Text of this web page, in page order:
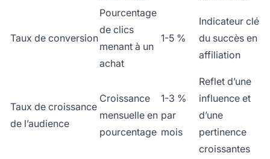
Taux de conversion
Pourcentage
de clics
menant à un
achat
1-5 %
Indicateur clé
du succès en
affiliation
Taux de croissance
de l’audience
Croissance
mensuelle en
pourcentage
1-3 %
par
mois
Reflet d’une
influence et
d’une
pertinence
croissantes